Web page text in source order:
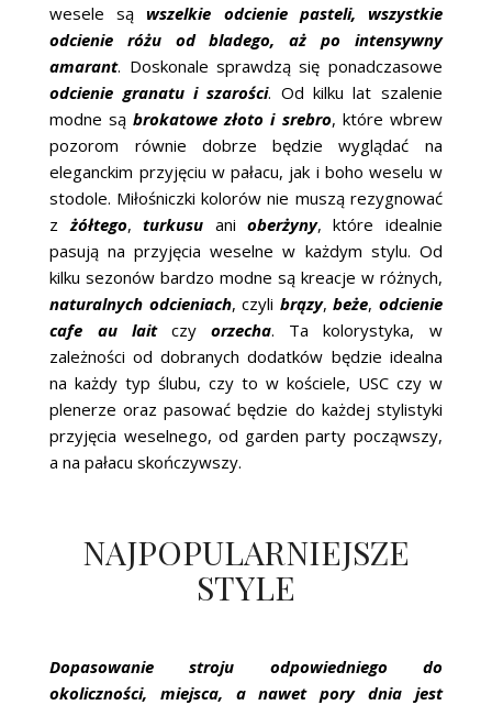
wesele są wszelkie odcienie pasteli, wszystkie
odcienie różu od bladego, aż po intensywny
amarant. Doskonale sprawdzą się ponadczasowe
odcienie granatu i szarości. Od kilku lat szalenie
modne sąbrokatowe złoto i srebro, które wbrew
pozorom równie dobrze będzie wyglądać na
eleganckim przyjęciu w pałacu, jak i boho weselu w
stodole. Miłośniczki kolorów nie muszą rezygnować
zżółtego,turkusu ani oberżyny, które idealnie
pasują na przyjęcia weselne w każdym stylu. Od
kilku sezonów bardzo modne są kreacje w różnych,
naturalnych odcieniach, czyli brązy,beże, odcienie
cafe au laitczyorzecha. Ta kolorystyka, w
zależności od dobranych dodatków będzie idealna
na każdy typ ślubu, czy to w kościele, USC czy w
plenerze oraz pasować będzie do każdej stylistyki
przyjęcia weselnego, od garden party począwszy,
a na pałacu skończywszy.
NAJPOPULARNIEJSZE
STYLE
Dopasowanie stroju odpowiedniego do
okoliczności, miejsca, a nawet pory dnia jest